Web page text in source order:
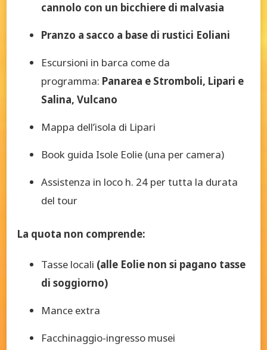
cannolo con un bicchiere di malvasia
Pranzo a sacco a base di rustici Eoliani
Escursioni in barca come da
programma: Panarea e Stromboli, Lipari e
Salina, Vulcano
Mappa dell’isola di Lipari
Book guida Isole Eolie (una per camera)
Assistenza in loco h. 24 per tutta la durata
del tour
La quota non comprende:
Tasse locali (alle Eolie non si pagano tasse
di soggiorno)
Mance extra
Facchinaggio-ingresso musei